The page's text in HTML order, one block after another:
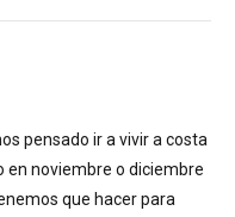
pensado ir a vivir a costa
en noviembre o diciembre
que hacer para